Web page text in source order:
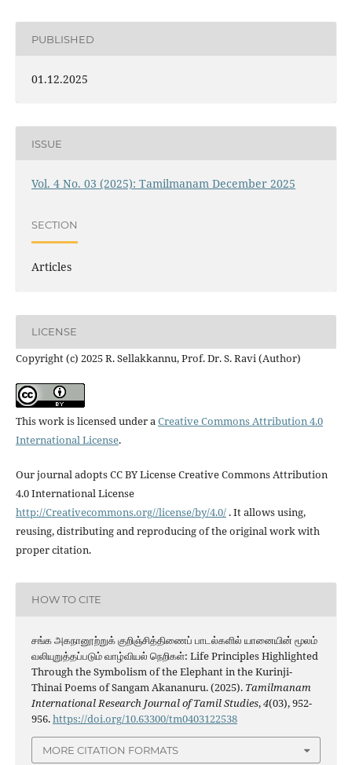
PUBLISHED
01.12.2025
ISSUE
Vol. 4 No. 03 (2025): Tamilmanam December 2025
SECTION
Articles
LICENSE
Copyright (c) 2025 R. Sellakkannu, Prof. Dr. S. Ravi (Author)
This work is licensed under a Creative Commons Attribution 4.0
International License.
Our journal adopts CC BY License Creative Commons Attribution
4.0 International License
http://Creativecommons.org//license/by/4.0/. It allows using,
reusing, distributing and reproducing of the original work with
proper citation.
HOW TO CITE
சங்க அகநானூற்றுக் குறிஞ்சித்திணைப் பாடல்களில் யானையின் மூலம்
வலியுறுத்தப்படும் வாழ்வியல் நெறிகள்: Life Principles Highlighted
Through the Symbolism of the Elephant in the Kurinji-
Thinai Poems of Sangam Akananuru. (2025). Tamilmanam
International Research Journal of Tamil Studies,4(03), 952-
956.https://doi.org/10.63300/tm0403122538
MORE CITATION FORMATS